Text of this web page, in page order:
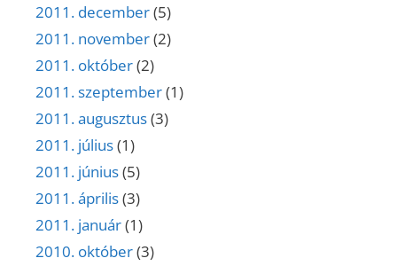
2011. december(5)
2011. november(2)
2011. október(2)
2011. szeptember(1)
2011. augusztus(3)
2011. július(1)
2011. június(5)
2011. április(3)
2011. január(1)
2010. október(3)